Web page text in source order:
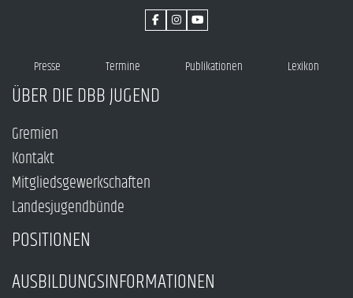
Presse Termine Publikationen Lexikon
ÜBER DIE DBB JUGEND
Gremien
Kontakt
Mitgliedsgewerkschaften
Landesjugendbünde
POSITIONEN
AUSBILDUNGSINFORMATIONEN